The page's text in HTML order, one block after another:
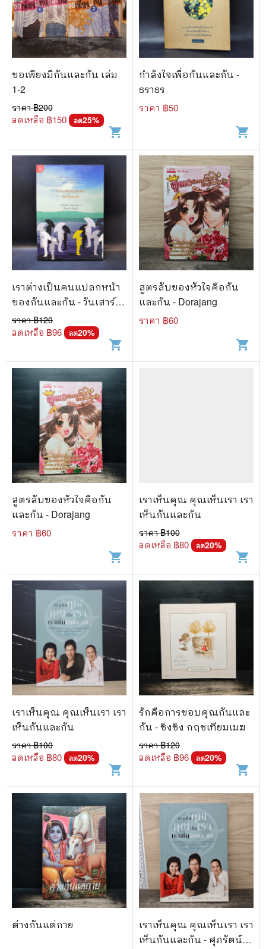
ขอเพียงมีกันและกัน เล่ม
1-2
ราคา ฿200
ลดเหลือ ฿150 ลด25%
shopping_cart
กำลังใจเพื่อกันและกัน -
ธราธร
ราคา ฿50
shopping_cart
เราต่างเป็นคนแปลกหน้า
ของกันและกัน - วันเสาร์
เชิงศรี
ราคา ฿120
ลดเหลือ ฿96 ลด20%
shopping_cart
สูตรลับของหัวใจคือกัน
และกัน - Dorajang
ราคา ฿60
shopping_cart
สูตรลับของหัวใจคือกัน
และกัน - Dorajang
ราคา ฿60
shopping_cart
เราเห็นคุณ คุณเห็นเรา เรา
เห็นกันและกัน
ราคา ฿100
ลดเหลือ ฿80 ลด20%
shopping_cart
เราเห็นคุณ คุณเห็นเรา เรา
เห็นกันและกัน
ราคา ฿100
ลดเหลือ ฿80 ลด20%
shopping_cart
รักคือการขอบคุณกันและ
กัน - ชิงชิง กฤชเทียมเมฆ
ราคา ฿120
ลดเหลือ ฿96 ลด20%
shopping_cart
ต่างกันแต่กาย
เราเห็นคุณ คุณเห็นเรา เรา
เห็นกันและกัน - ศุภรัตน์